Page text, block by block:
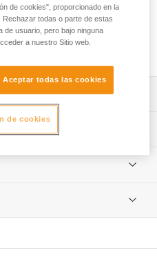
para los cascos
personalizar con un
indeleble o impresora láser.
transparentes para
y STRATO.
o impresora láser.
de cookies", proporcionado en la
Rechazar todas o parte de estas
de usuario, pero bajo ninguna
a nuestro Sitio web.
Aceptar todas las cookies
de cookies